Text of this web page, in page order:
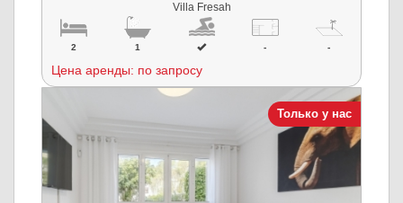
Villa Fresah
2 1 - -
Цена аренды: по запросу
Только у нас